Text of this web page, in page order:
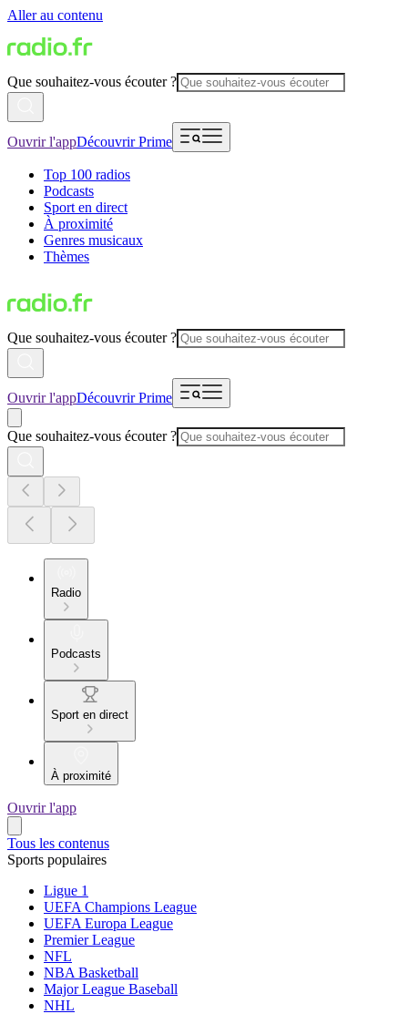
Aller au contenu
Que souhaitez-vous écouter ?
Ouvrir l'appDécouvrir Prime
Top 100 radios
Podcasts
Sport en direct
À proximité
Genres musicaux
Thèmes
Que souhaitez-vous écouter ?
Ouvrir l'appDécouvrir Prime
Que souhaitez-vous écouter ?
Radio
Podcasts
Sport en direct
À proximité
Ouvrir l'app
Tous les contenus
Sports populaires
Ligue 1
UEFA Champions League
UEFA Europa League
Premier League
NFL
NBA Basketball
Major League Baseball
NHL